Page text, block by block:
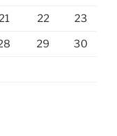
22 23
29 30